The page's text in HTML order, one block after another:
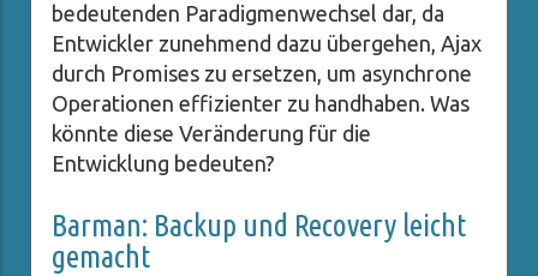
bedeutenden Paradigmenwechsel dar, da
Entwickler zunehmend dazu übergehen, Ajax
durch Promises zu ersetzen, um asynchrone
Operationen effizienter zu handhaben. Was
könnte diese Veränderung für die
Entwicklung bedeuten?
Barman: Backup und Recovery leicht
gemacht